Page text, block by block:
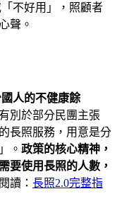
不好用」，照顧者
聲。
人的不健康餘
別於部分民團主張
長照服務，用意是分
。 政策的核心精神，
要使用長照的人數，
讀： 長照2.0完整指